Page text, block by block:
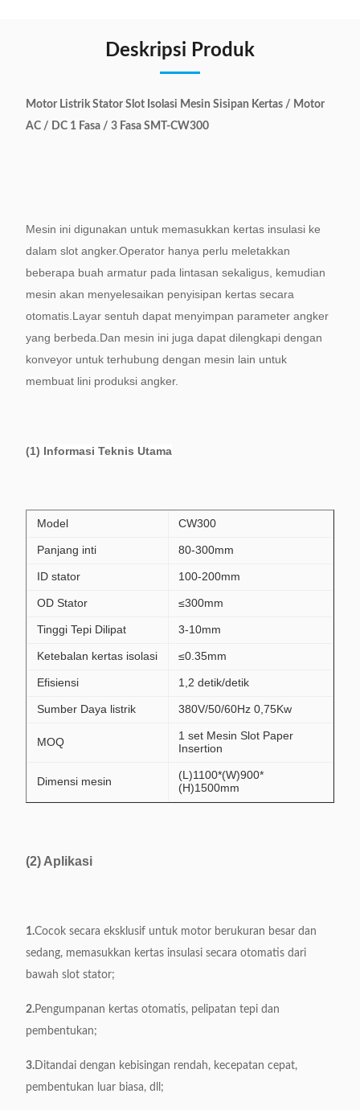
Deskripsi Produk
Motor Listrik Stator Slot Isolasi Mesin Sisipan Kertas / Motor
AC / DC 1 Fasa / 3 Fasa SMT-CW300
Mesin ini digunakan untuk memasukkan kertas insulasi ke
dalam slot angker.Operator hanya perlu meletakkan
beberapa buah armatur pada lintasan sekaligus, kemudian
mesin akan menyelesaikan penyisipan kertas secara
otomatis.Layar sentuh dapat menyimpan parameter angker
yang berbeda.Dan mesin ini juga dapat dilengkapi dengan
konveyor untuk terhubung dengan mesin lain untuk
membuat lini produksi angker.
(1) Informasi Teknis Utama
Model CW300
Panjang inti 80-300mm
ID stator 100-200mm
OD Stator ≤300mm
Tinggi Tepi Dilipat 3-10mm
Ketebalan kertas isolasi ≤0.35mm
Efisiensi 1,2 detik/detik
Sumber Daya listrik 380V/50/60Hz 0,75Kw
MOQ
1 set Mesin Slot Paper
Insertion
Dimensi mesin
(L)1100*(W)900*
(H)1500mm
(2) Aplikasi
1.Cocok secara eksklusif untuk motor berukuran besar dan
sedang, memasukkan kertas insulasi secara otomatis dari
bawah slot stator;
2.Pengumpanan kertas otomatis, pelipatan tepi dan
pembentukan;
3.Ditandai dengan kebisingan rendah, kecepatan cepat,
pembentukan luar biasa, dll;